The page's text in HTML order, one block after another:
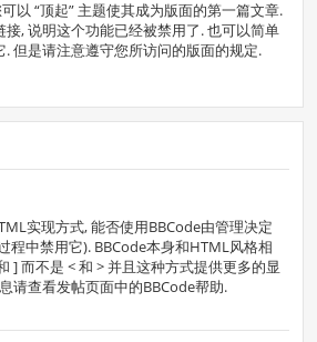
以 “顶起” 主题使其成为版面的第一篇文章.
, 说明这个功能已经被禁用了. 也可以简单
但是请注意遵守您所访问的版面的规定.
实现方式, 能否使用BBCode由管理决定
程中禁用它). BBCode本身和HTML风格相
] 而不是 < 和 > 并且这种方式提供更多的显
请查看发帖页面中的BBCode帮助.